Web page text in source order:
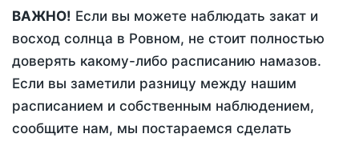
ВАЖНО! Если вы можете наблюдать закат и
восход солнца в Ровном, не стоит полностью
доверять какому-либо расписанию намазов.
Если вы заметили разницу между нашим
расписанием и собственным наблюдением,
сообщите нам, мы постараемся сделать